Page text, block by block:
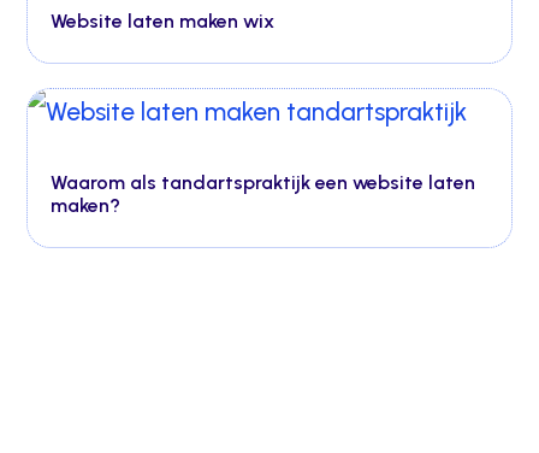
Website laten maken wix
Waarom als tandartspraktijk een website laten
maken?